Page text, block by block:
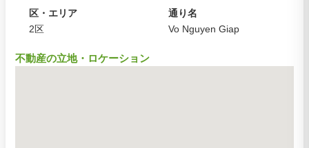
区・エリア
2区
通り名
Vo Nguyen Giap
不動産の立地・ロケーション